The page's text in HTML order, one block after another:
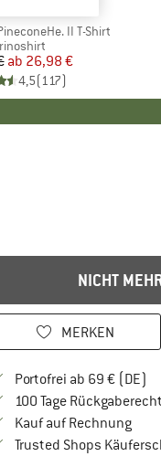
II T-Shirt
Preis
reduzierter Preis
ab 26,98 €
4,5(117)
NICHT
MERKEN
Portofrei ab 69 € (DE)
100 Tage Rückgaberecht
Kauf auf Rechnung
Trusted Shops